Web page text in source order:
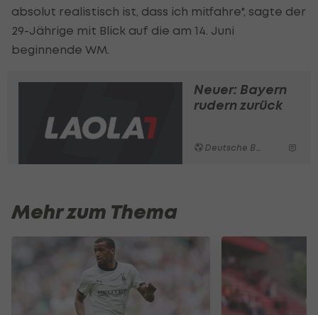
absolut realistisch ist, dass ich mitfahre", sagte der
29-Jährige mit Blick auf die am 14. Juni
beginnende WM.
Neuer: Bayern
rudern zurück
Deutsche Bundesliga
Mehr zum Thema